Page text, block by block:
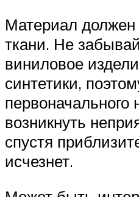
Материал должен
ткани. Не
виниловое
синтетики,
первоначального
возникнуть
спустя
исчезнет.